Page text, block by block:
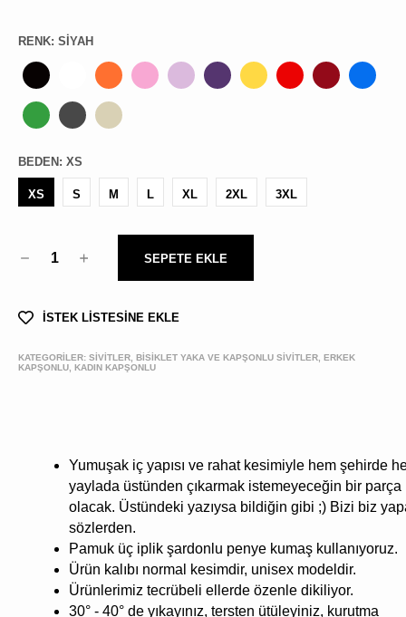
RENK: SIYAH
BEDEN : XS
XS S M L XL 2XL 3XL
1 SEPETE EKLE
İSTEK LİSTESİNE EKLE
KATEGORİLER: SİVİTLER, BISIKLET YAKA VE KAPŞONLU SIVITLER, ERKEK
KAPŞONLU, KADIN KAPŞONLU
Yumuşak iç yapısı ve rahat kesimiyle hem şehirde
yaylada üstünden çıkarmak istemeyeceğin bir parça
olacak. Üstündeki yazıysa bildiğin gibi ;) Bizi biz
sözlerden.
Pamuk üç iplik şardonlu penye kumaş kullanıyoruz.
Ürün kalıbı normal kesimdir, unisex modeldir.
Ürünlerimiz tecrübeli ellerde özenle dikiliyor.
30° - 40° de yıkayınız, tersten ütüleyiniz, kurutma